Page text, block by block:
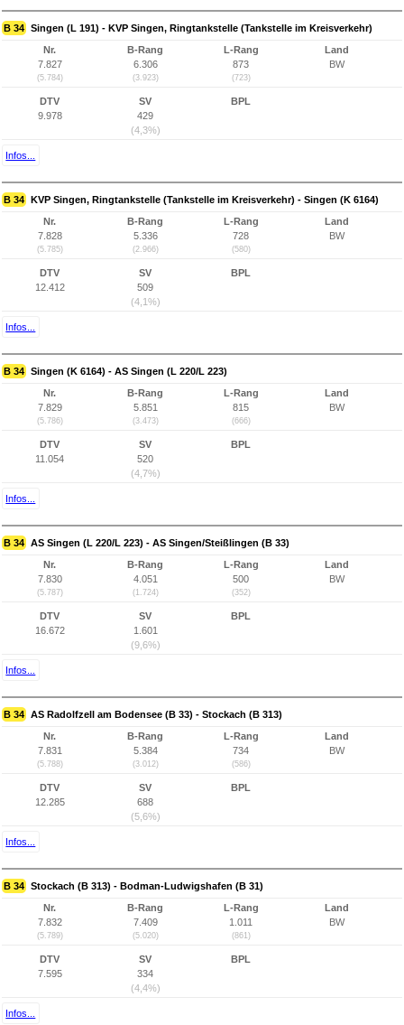
B 34 Singen (L 191) - KVP Singen, Ringtankstelle (Tankstelle im Kreisverkehr)
Nr.
7.827
(5.784)
B-Rang
6.306
(3.923)
L-Rang
873
(723)
Land
BW
DTV
9.978
SV
429
(4,3%)
BPL
Infos...
B 34 KVP Singen, Ringtankstelle (Tankstelle im Kreisverkehr) - Singen (K 6164)
Nr.
7.828
(5.785)
B-Rang
5.336
(2.966)
L-Rang
728
(580)
Land
BW
DTV
12.412
SV
509
(4,1%)
BPL
Infos...
B 34 Singen (K 6164) - AS Singen (L 220/L 223)
Nr.
7.829
(5.786)
B-Rang
5.851
(3.473)
L-Rang
815
(666)
Land
BW
DTV
11.054
SV
520
(4,7%)
BPL
Infos...
B 34 AS Singen (L 220/L 223) - AS Singen/Steißlingen (B 33)
Nr.
7.830
(5.787)
B-Rang
4.051
(1.724)
L-Rang
500
(352)
Land
BW
DTV
16.672
SV
1.601
(9,6%)
BPL
Infos...
B 34 AS Radolfzell am Bodensee (B 33) - Stockach (B 313)
Nr.
7.831
(5.788)
B-Rang
5.384
(3.012)
L-Rang
734
(586)
Land
BW
DTV
12.285
SV
688
(5,6%)
BPL
Infos...
B 34 Stockach (B 313) - Bodman-Ludwigshafen (B 31)
Nr.
7.832
(5.789)
B-Rang
7.409
(5.020)
L-Rang
1.011
(861)
Land
BW
DTV
7.595
SV
334
(4,4%)
BPL
Infos...